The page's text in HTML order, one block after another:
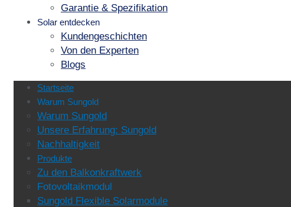
Garantie & Spezifikation
Solar entdecken
Kundengeschichten
Von den Experten
Blogs
Startseite
Warum Sungold
Warum Sungold
Unsere Erfahrung: Sungold
Nachhaltigkeit
Produkte
Zu den Balkonkraftwerk
Fotovoltaikmodul
Sungold Flexible Solarmodule